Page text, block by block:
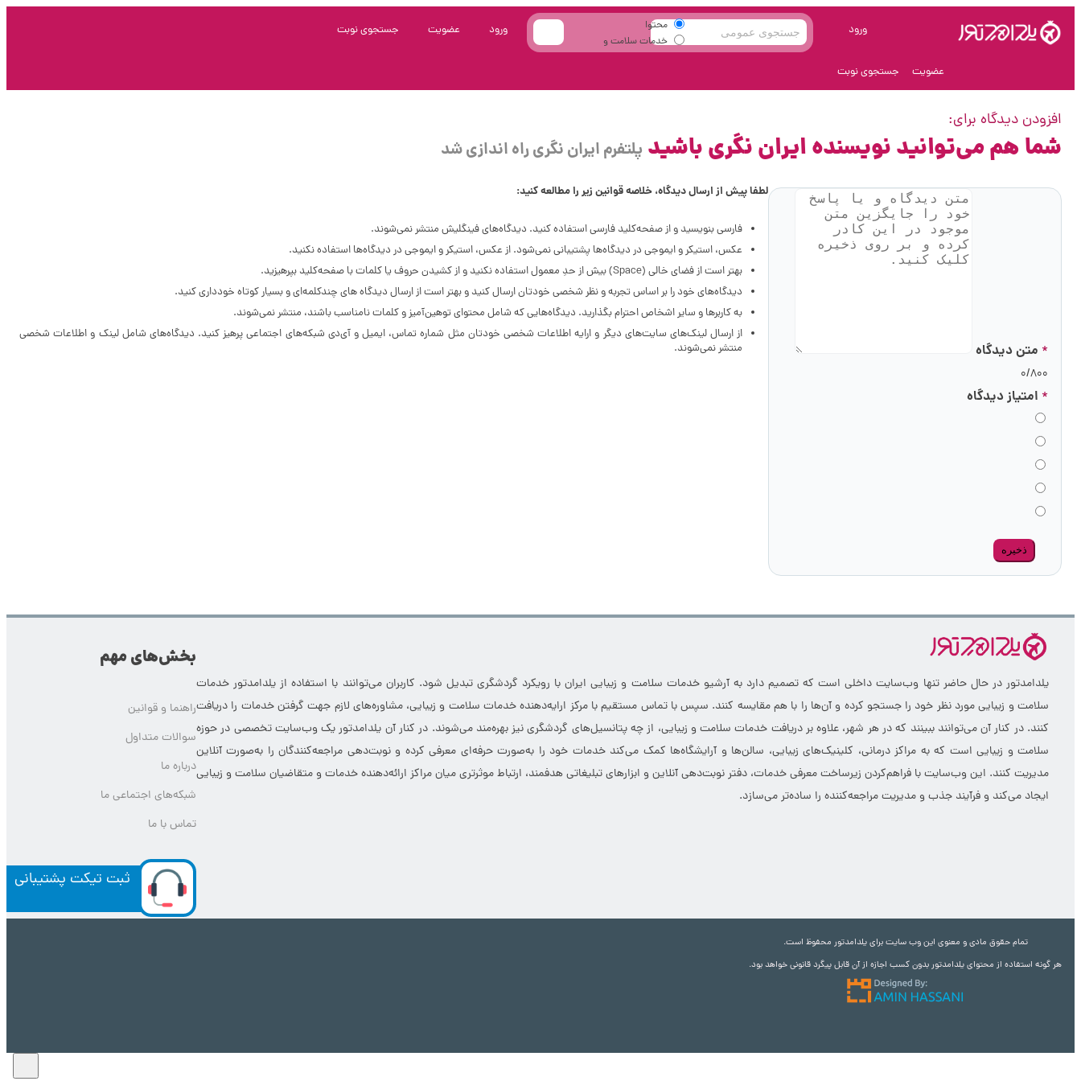
ورود
عضویت جستجوی نوبت
محتوا
خدمات سلامت و
ورود عضویت جستجوی نوبت
افزودن دیدگاه برای:
شما هم می‌توانید نویسنده ایران نگری باشید پلتفرم ایران نگری راه اندازی شد
* متن دیدگاه
0/800
* امتیاز دیدگاه
ذخیره
لطفا پیش از ارسال دیدگاه، خلاصه قوانین زیر را مطالعه کنید:
فارسی بنویسید و از صفحه‌کلید فارسی استفاده کنید. دیدگاه‌های فینگلیش منتشر نمی‌شوند.
عکس، استیکر و ایموجی در دیدگاه‌ها پشتیبانی نمی‌شود. از عکس، استیکر و ایموجی در دیدگاه‌ها استفاده نکنید.
بهتر است از فضای خالی (Space) بیش‌ از‌ حدِ معمول استفاده نکنید و از کشیدن حروف یا کلمات با صفحه‌کلید بپرهیزید.
دیدگاه‌های خود را بر اساس تجربه و نظر شخصی خودتان ارسال کنید و بهتر است از ارسال دیدگاه های چندکلمه‌‌ای و بسیار کوتاه خودداری کنید.
به کاربرها و سایر اشخاص احترام بگذارید. دیدگاه‌هایی که شامل محتوای توهین‌آمیز و کلمات نامناسب باشند، منتشر نمی‌شوند.
از ارسال لینک‌های سایت‌های دیگر و ارایه اطلاعات شخصی خودتان مثل شماره تماس، ایمیل و آی‌دی شبکه‌های اجتماعی پرهیز کنید. دیدگاه‌های شامل لینک و اطلاعات شخصی
منتشر نمی‌شوند.
یلدامدتور در حال حاضر تنها وب‌سایت داخلی است که تصمیم دارد به آرشیو خدمات سلامت و زیبایی ایران با رویکرد گردشگری تبدیل شود. کاربران می‌توانند با استفاده از یلدامدتور خدمات
سلامت و زیبایی مورد نظر خود را جستجو کرده و آن‌ها را با هم مقایسه کنند. سپس با تماس مستقیم با مرکز ارایه‌دهنده خدمات سلامت و زیبایی، مشاوره‌های لازم جهت گرفتن خدمات را دریافت
کنند. در کنار آن می‌توانند ببینند که در هر شهر، علاوه بر دریافت خدمات سلامت و زیبایی، از چه پتانسیل‌های گردشگری نیز بهره‌مند می‌شوند. در کنار آن یلدامدتور یک وب‌سایت تخصصی در حوزه
سلامت و زیبایی است که به مراکز درمانی، کلینیک‌های زیبایی، سالن‌ها و آرایشگاه‌ها کمک می‌کند خدمات خود را به‌صورت حرفه‌ای معرفی کرده و نوبت‌دهی مراجعه‌کنندگان را به‌صورت آنلاین
مدیریت کنند. این وب‌سایت با فراهم‌کردن زیرساخت معرفی خدمات، دفتر نوبت‌دهی آنلاین و ابزارهای تبلیغاتی هدفمند، ارتباط موثرتری میان مراکز ارائه‌دهنده خدمات و متقاضیان سلامت و زیبایی
ایجاد می‌کند و فرآیند جذب و مدیریت مراجعه‌کننده را ساده‌تر می‌سازد.
بخش‌های مهم
راهنما و قوانین
سوالات متداول
درباره ما
شبکه‌های اجتماعی ما
تماس با ما
ثبت تیکت پشتیبانی
تمام حقوق مادی و معنوی این وب سایت برای یلدامدتور محفوظ است.
هر گونه استفاده از محتوای یلدامدتور بدون کسب اجازه از آن قابل پیگرد قانونی خواهد بود.